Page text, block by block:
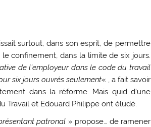
surtout, dans son esprit, de permettre
confinement, dans la limite de six jours.
de l’employeur dans le code du travail
six jours ouvrés seulement« , a fait savoir
dans la réforme. Mais quid d’une
Travail et Edouard Philippe ont éludé.
patronal » propose… de ramener